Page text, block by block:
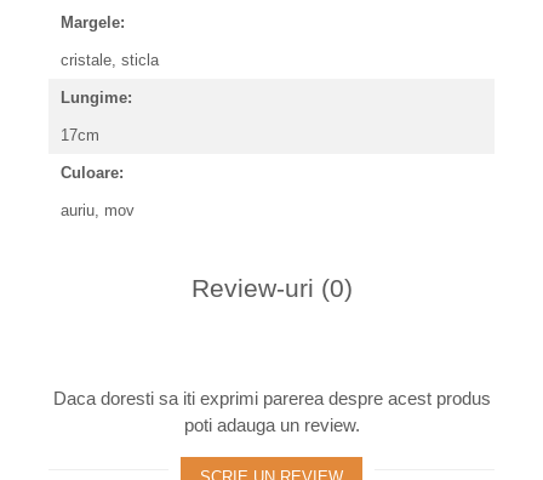
Margele:
cristale, sticla
Lungime:
17cm
Culoare:
auriu, mov
Review-uri (0)
Daca doresti sa iti exprimi parerea despre acest produs
poti adauga un review.